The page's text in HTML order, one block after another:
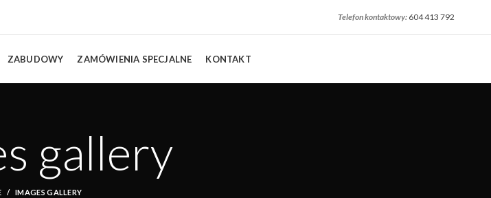
Telefon kontaktowy: 604 413 792
ZABUDOWY ZAMÓWIENIA SPECJALNE KONTAKT
gallery
IMAGES GALLERY